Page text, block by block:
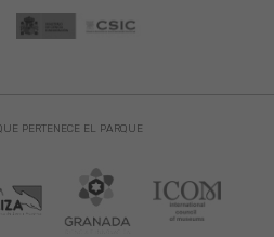
PERTENECE EL PARQUE